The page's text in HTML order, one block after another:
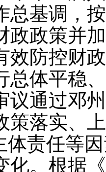
总基调，
政政策并
效防控财
总体平稳
议通过邓
策落实、
体责任等
化。根据